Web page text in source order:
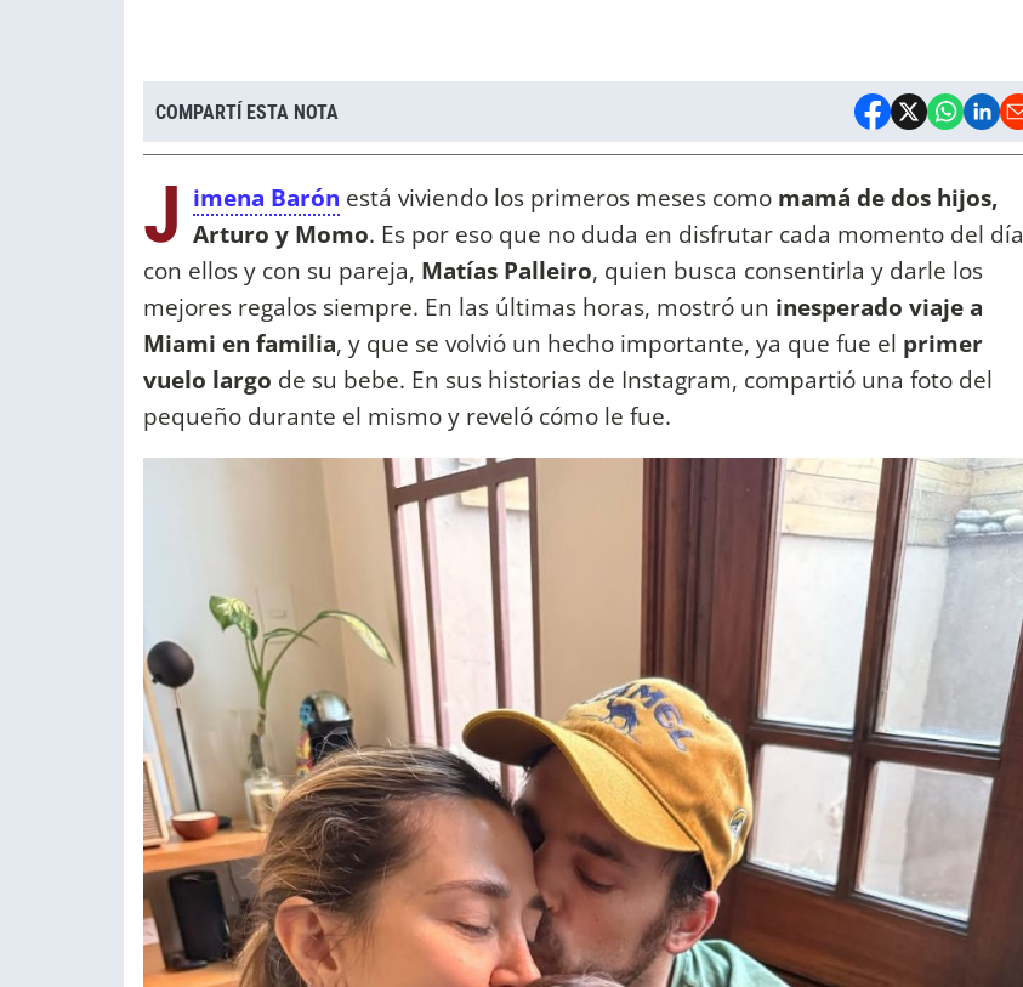
COMPARTÍ ESTA NOTA
J imena Barón está viviendo los primeros meses como mamá de dos hijos,
Arturo y Momo. Es por eso que no duda en disfrutar cada momento del día
con ellos y con su pareja, Matías Palleiro, quien busca consentirla y darle los
mejores regalos siempre. En las últimas horas, mostró un inesperado viaje a
Miami en familia, y que se volvió un hecho importante, ya que fue el primer
vuelo largo de su bebe. En sus historias de Instagram, compartió una foto del
pequeño durante el mismo y reveló cómo le fue.